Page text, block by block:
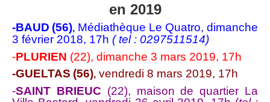
en 2019
-BAUD (56), Médiathèque Le Quatro, dimanche
3 février 2018, 17h ( tel : 0297511514)
-PLURIEN (22), dimanche 3 mars 2019, 17h
-GUELTAS (56), vendredi 8 mars 2019, 17h
-SAINT BRIEUC (22), maison de quartier La